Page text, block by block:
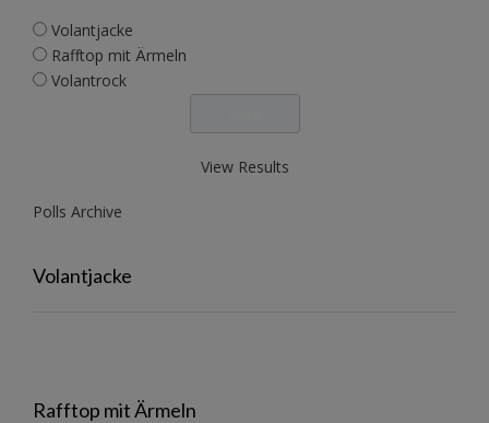
Volantjacke
Rafftop mit Ärmeln
Volantrock
View Results
Polls Archive
Volantjacke
Rafftop mit Ärmeln